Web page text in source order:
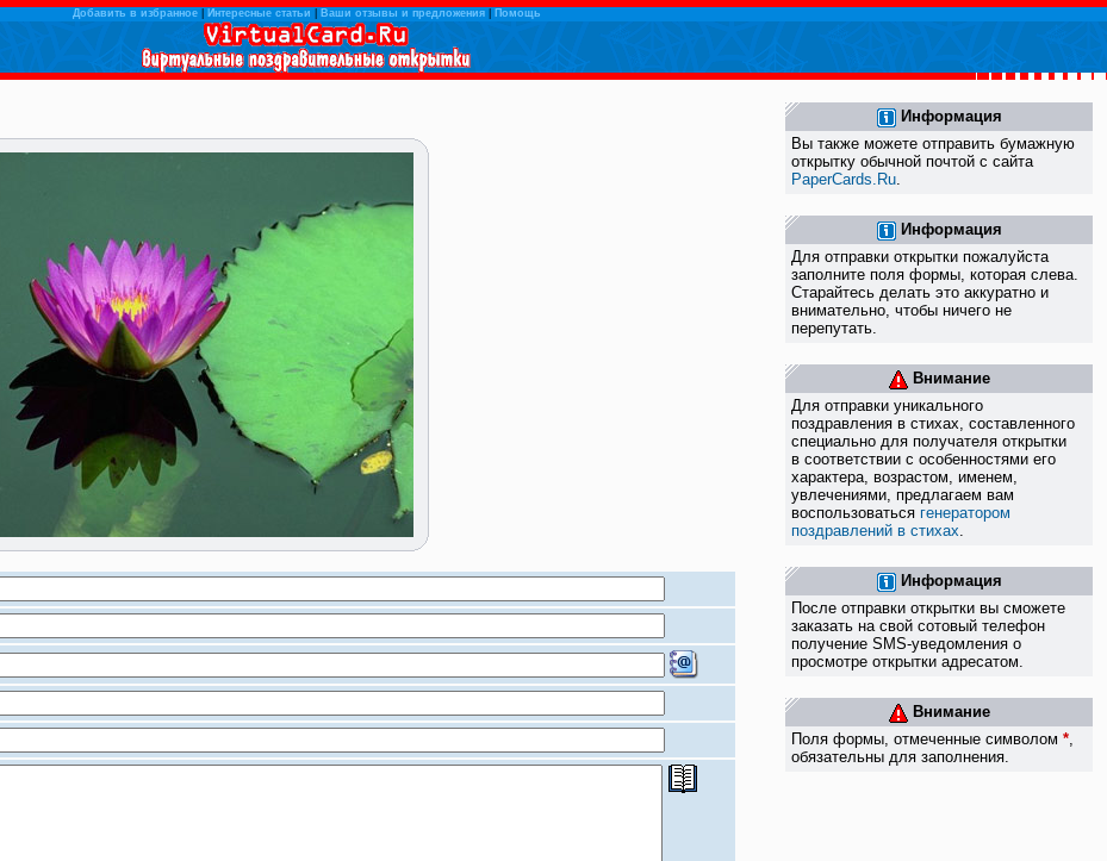
Добавить в избранное| Интересные статьи Ваши отзывы и предложения| Помощь
Информация
Вы также можете отправить бумажную
открытку обычной почтой с сайта
PaperCards.Ru.
Информация
Для отправки открытки пожалуйста
заполните поля формы, которая слева.
Старайтесь делать это аккуратно и
внимательно, чтобы ничего не
перепутать.
Внимание
Для отправки уникального
поздравления в стихах, составленного
специально для получателя открытки
в соответствии с особенностями его
характера, возрастом, именем,
увлечениями, предлагаем вам
воспользоваться генератором
поздравлений в стихах.
Информация
После отправки открытки вы сможете
заказать на свой сотовый телефон
получение SMS-уведомления о
просмотре открытки адресатом.
Внимание
Поля формы, отмеченные символом*,
обязательны для заполнения.